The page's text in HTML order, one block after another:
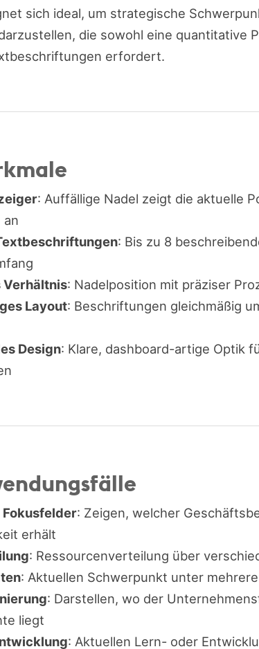
sich ideal, um strategische
die sowohl eine quantitative
erfordert.
: Auffällige Nadel zeigt die aktuelle
an
: Bis zu 8
Verhältnis: Nadelposition mit präziser
Layout: Beschriftungen gleichmäßig
Design: Klare, dashboard-artige Optik
: Zeigen, welcher
erhält
: Ressourcenverteilung über
: Aktuellen Schwerpunkt unter
: Darstellen, wo der
liegt
: Aktuellen Lern- oder